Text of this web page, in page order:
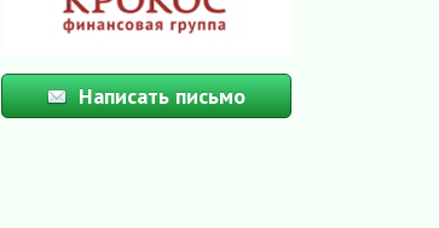
Написать письмо